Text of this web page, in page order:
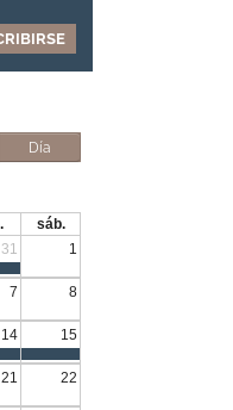
Día
sáb.
31 1
7 8
14 15
21 22